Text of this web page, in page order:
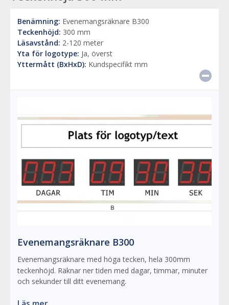
Benämning: Evenemangsräknare B300
Teckenhöjd: 300 mm
Läsavstånd: 2-120 meter
Yta för logotype: Ja, överst
Yttermått (BxHxD): Kundspecifikt mm
Evenemangsräknare B300
Evenemangsräknare med höga tecken, hela 300mm
teckenhöjd. Räknar ner tiden med dagar, timmar, minuter
och sekunder till ditt evenemang.